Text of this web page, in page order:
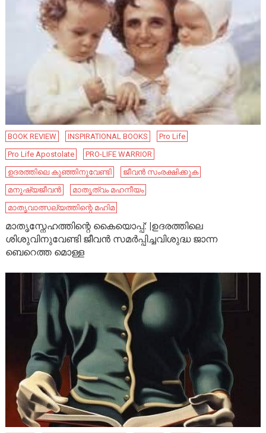
BOOK REVIEW INSPIRATIONAL BOOKS
Pro Life
Pro Life Apostolate
PRO-LIFE WARRIOR
ഉദരത്തിലെ കുഞ്ഞിനുവേണ്ടി
ജീവൻ സംരക്ഷിക്കുക
മനുഷ്യജീവൻ
മാതൃത്വം മഹനീയം
മാതൃവാത്സല്യത്തിന്റെ മഹിമ
മാതൃസ്നേഹത്തിന്റെ കൈയൊപ്പ്: |ഉദരത്തിലെ
ശിശുവിനുവേണ്ടി ജീവൻ സമർപ്പിച്ചവിശുദ്ധ ജാന്ന
ബെറെത്ത മൊള്ള